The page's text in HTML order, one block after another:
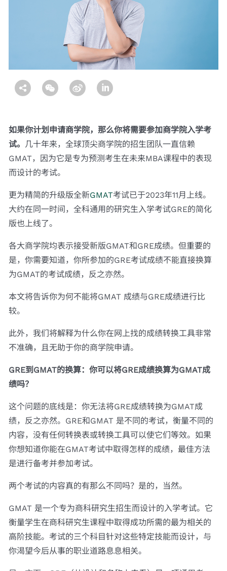
如果你计划申请商学院，那么你将需要参加商学院入学考
试。 几十年来，全球顶尖商学院的招生团队一直信赖
GMAT，因为它是专为预测考生在未来MBA课程中的表现
而设计的考试。
更为精简的升级版全新GMAT考试已于2023年11月上线。
大约在同一时间，全科通用的研究生入学考试GRE的简化
版也上线了。
各大商学院均表示接受新版GMAT和GRE成绩。但重要的
是，你需要知道，你所参加的GRE考试成绩不能直接换算
为GMAT的考试成绩，反之亦然。
本文将告诉你为何不能将GMAT 成绩与GRE成绩进行比
较。
此外，我们将解释为什么你在网上找的成绩转换工具非常
不准确，且无助于你的商学院申请。
GRE到GMAT的换算：你可以将GRE成绩换算为GMAT成
绩吗？
这个问题的底线是：你无法将GRE成绩转换为GMAT成
绩，反之亦然。GRE和GMAT 是不同的考试，衡量不同的
内容，没有任何转换表或转换工具可以使它们等效。如果
你想知道你能在GMAT考试中取得怎样的成绩，最佳方法
是进行备考并参加考试。
两个考试的内容真的有那么不同吗？是的，当然。
GMAT 是一个专为商科研究生招生而设计的入学考试。它
衡量学生在商科研究生课程中取得成功所需的最为相关的
高阶技能。考试的三个科目针对这些特定技能而设计，与
你渴望今后从事的职业道路息息相关。